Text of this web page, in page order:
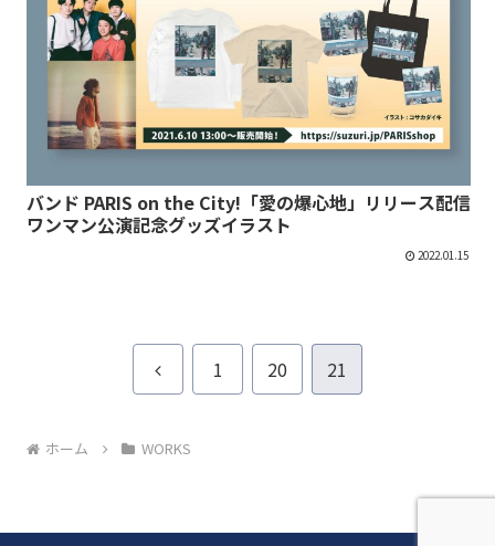
バンド PARIS on the City!「愛の爆心地」リリース配信
ワンマン公演記念グッズイラスト
2022.01.15
前
1 20 21
ホーム WORKS